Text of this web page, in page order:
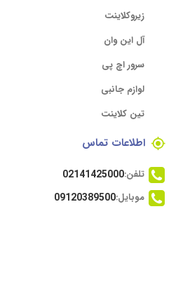
زیروکلاینت
آل این وان
سرور اچ پی
لوازم جانبی
تین کلاینت
اطلاعات تماس
تلفن:02141425000
موبایل:09120389500